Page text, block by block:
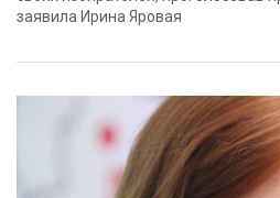
заявила Ирина Яровая